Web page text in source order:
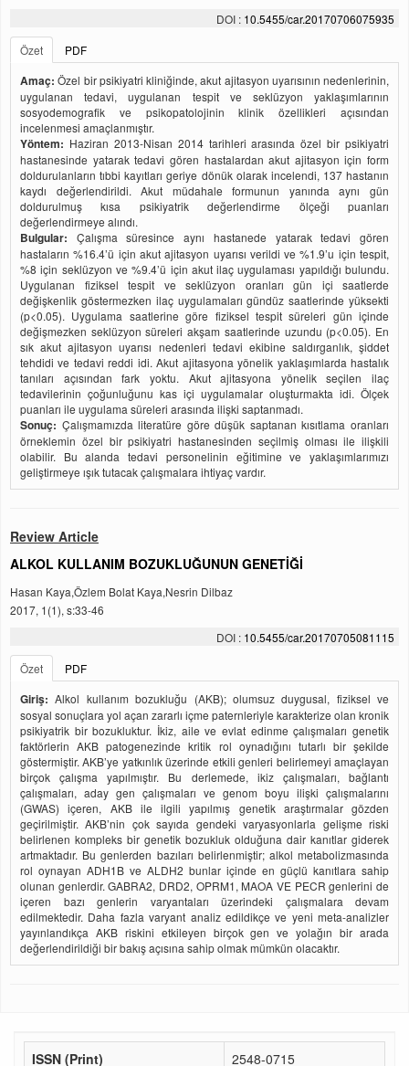
DOI : 10.5455/car.20170706075935
Özet
PDF
Amaç: Özel bir psikiyatri kliniğinde, akut ajitasyon uyarısının nedenlerinin,
uygulanan tedavi, uygulanan tespit ve seklüzyon yaklaşımlarının
sosyodemografik ve psikopatolojinin klinik özellikleri açısından
incelenmesi amaçlanmıştır.
Yöntem: Haziran 2013-Nisan 2014 tarihleri arasında özel bir psikiyatri
hastanesinde yatarak tedavi gören hastalardan akut ajitasyon için form
doldurulanların tıbbi kayıtları geriye dönük olarak incelendi, 137 hastanın
kaydı değerlendirildi. Akut müdahale formunun yanında aynı gün
doldurulmuş kısa psikiyatrik değerlendirme ölçeği puanları
değerlendirmeye alındı.
Bulgular: Çalışma süresince aynı hastanede yatarak tedavi gören
hastaların %16.4’ü için akut ajitasyon uyarısı verildi ve %1.9’u için tespit,
%8 için seklüzyon ve %9.4’ü için akut ilaç uygulaması yapıldığı bulundu.
Uygulanan fiziksel tespit ve seklüzyon oranları gün içi saatlerde
değişkenlik göstermezken ilaç uygulamaları gündüz saatlerinde yüksekti
(p<0.05). Uygulama saatlerine göre fiziksel tespit süreleri gün içinde
değişmezken seklüzyon süreleri akşam saatlerinde uzundu (p<0.05). En
sık akut ajitasyon uyarısı nedenleri tedavi ekibine saldırganlık, şiddet
tehdidi ve tedavi reddi idi. Akut ajitasyona yönelik yaklaşımlarda hastalık
tanıları açısından fark yoktu. Akut ajitasyona yönelik seçilen ilaç
tedavilerinin çoğunluğunu kas içi uygulamalar oluşturmakta idi. Ölçek
puanları ile uygulama süreleri arasında ilişki saptanmadı.
Sonuç: Çalışmamızda literatüre göre düşük saptanan kısıtlama oranları
örneklemin özel bir psikiyatri hastanesinden seçilmiş olması ile ilişkili
olabilir. Bu alanda tedavi personelinin eğitimine ve yaklaşımlarımızı
geliştirmeye ışık tutacak çalışmalara ihtiyaç vardır.
Review Article
ALKOL KULLANIM BOZUKLUĞUNUN GENETİĞİ
Hasan Kaya,Özlem Bolat Kaya,Nesrin Dilbaz
2017, 1(1), s:33-46
DOI : 10.5455/car.20170705081115
Özet
PDF
Giriş:Alkol kullanım bozukluğu (AKB); olumsuz duygusal, fiziksel ve
sosyal sonuçlara yol açan zararlı içme paternleriyle karakterize olan kronik
psikiyatrik bir bozukluktur. İkiz, aile ve evlat edinme çalışmaları genetik
faktörlerin AKB patogenezinde kritik rol oynadığını tutarlı bir şekilde
göstermiştir. AKB’ye yatkınlık üzerinde etkili genleri belirlemeyi amaçlayan
birçok çalışma yapılmıştır. Bu derlemede, ikiz çalışmaları, bağlantı
çalışmaları, aday gen çalışmaları ve genom boyu ilişki çalışmalarını
(GWAS) içeren, AKB ile ilgili yapılmış genetik araştırmalar gözden
geçirilmiştir. AKB’nin çok sayıda gendeki varyasyonlarla gelişme riski
belirlenen kompleks bir genetik bozukluk olduğuna dair kanıtlar giderek
artmaktadır. Bu genlerden bazıları belirlenmiştir; alkol metabolizmasında
rol oynayan ADH1B ve ALDH2 bunlar içinde en güçlü kanıtlara sahip
olunan genlerdir. GABRA2, DRD2, OPRM1, MAOA VE PECR genlerini de
içeren bazı genlerin varyantaları üzerindeki çalışmalara devam
edilmektedir. Daha fazla varyant analiz edildikçe ve yeni meta-analizler
yayınlandıkça AKB riskini etkileyen birçok gen ve yolağın bir arada
değerlendirildiği bir bakış açısına sahip olmak mümkün olacaktır.
ISSN (Print) 2548-0715